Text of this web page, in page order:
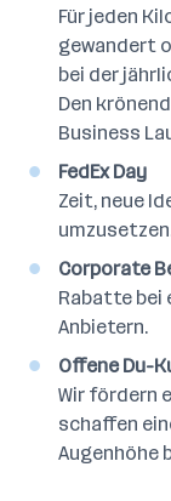
Für jeden
gewandert
bei der
Den
Business
FedEx Day
Zeit, neue
Corporate
Rabatte bei
Anbietern.
Offene Du-
Wir fördern
schaffen
Augenhöhe